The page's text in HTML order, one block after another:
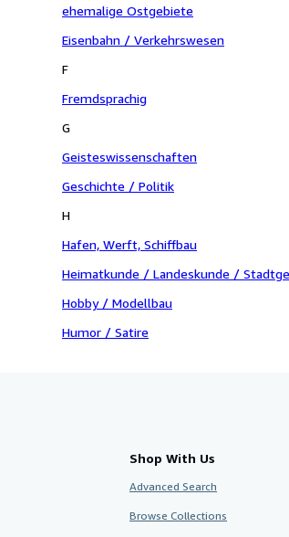
ehemalige Ostgebiete
Eisenbahn / Verkehrswesen
F
Fremdsprachig
G
Geisteswissenschaften
Geschichte / Politik
H
Hafen, Werft, Schiffbau
Heimatkunde / Landeskunde /
Hobby / Modellbau
Humor / Satire
Shop With Us
Advanced Search
Browse Collections